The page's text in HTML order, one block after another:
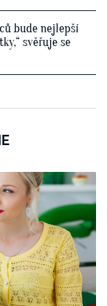
bude nejlepší
svěřuje se